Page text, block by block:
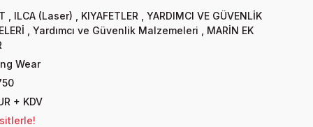
ILCA (Laser) KIYAFETLER
YARDIMCI VE GÜVENLİK
Yardımcı ve Güvenlik Malzemeleri
MARİN EK
Wear
+ KDV